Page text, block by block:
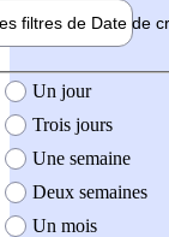
filtres de Date de
création de l'offre
Un jour
Trois jours
Une semaine
Deux semaines
Un mois